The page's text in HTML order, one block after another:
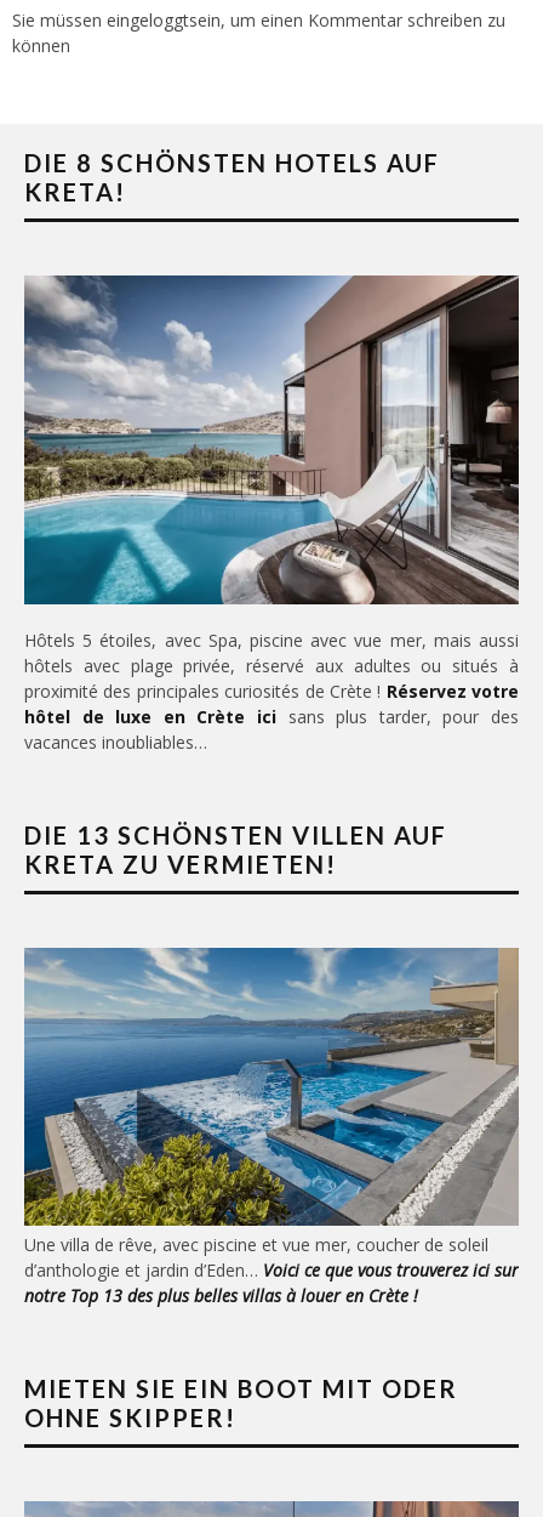
Sie müssen eingeloggtsein, um einen Kommentar schreiben zu
können
DIE 8 SCHÖNSTEN HOTELS AUF
KRETA!
Hôtels 5 étoiles, avec Spa, piscine avec vue mer, mais aussi
hôtels avec plage privée, réservé aux adultes ou situés à
proximité des principales curiosités de Crète ! Réservez votre
hôtel de luxe en Crète ici sans plus tarder, pour des
vacances inoubliables…
DIE 13 SCHÖNSTEN VILLEN AUF
KRETA ZU VERMIETEN!
Une villa de rêve, avec piscine et vue mer, coucher de soleil
d’anthologie et jardin d’Eden… Voici ce que vous trouverez ici sur
notre Top 13 des plus belles villas à louer en Crète !
MIETEN SIE EIN BOOT MIT ODER
OHNE SKIPPER!